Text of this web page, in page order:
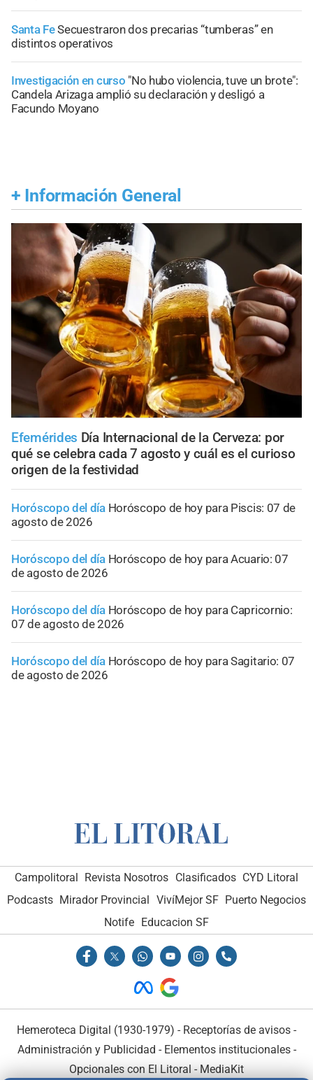
Santa FeSecuestraron dos precarias “tumberas” en
distintos operativos
Investigación en curso "No hubo violencia, tuve un brote":
Candela Arizaga amplió su declaración y desligó a
Facundo Moyano
+ Información General
Efemérides Día Internacional de la Cerveza: por
qué se celebra cada 7 agosto y cuál es el curioso
origen de la festividad
Horóscopo del día Horóscopo de hoy para Piscis: 07 de
agosto de 2026
Horóscopo del día Horóscopo de hoy para Acuario: 07
de agosto de 2026
Horóscopo del día Horóscopo de hoy para Capricornio:
07 de agosto de 2026
Horóscopo del día Horóscopo de hoy para Sagitario: 07
de agosto de 2026
Campolitoral Revista Nosotros Clasificados CYD Litoral
Podcasts Mirador Provincial VivíMejor SF Puerto Negocios
Notife Educacion SF
Hemeroteca Digital (1930-1979) - Receptorías de avisos -
Administración y Publicidad - Elementos institucionales-
Opcionales con El Litoral - MediaKit